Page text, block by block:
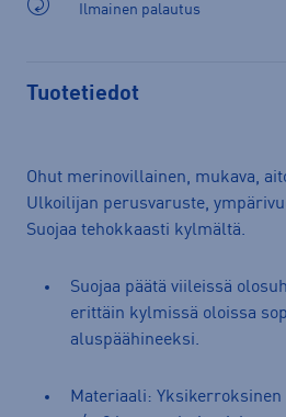
Ilmainen palautus
Tuotetiedot
Ohut merinovillainen, mukava,
Ulkoilijan perusvaruste,
Suojaa tehokkaasti kylmältä.
Suojaa päätä viileissä
erittäin kylmissä oloissa
aluspäähineeksi.
Materiaali: Yksikerroksinen